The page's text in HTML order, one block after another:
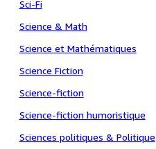
Sci-Fi
Science & Math
Science et Mathématiques
Science Fiction
Science-fiction
Science-fiction humoristique
Sciences politiques & Politique